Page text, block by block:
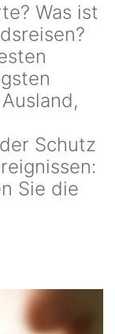
Was ist
Schutz
Sie die